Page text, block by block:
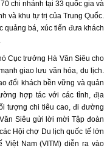
chi nhánh tại 33 quốc gia và
và khu tự trị của Trung Quốc.
quảng bá, xúc tiến đưa khách
Cục trưởng Hà Văn Siêu cho
giao lưu văn hóa, du lịch.
đổi khách bền vững và quản
hợp tác với các tỉnh, địa
tượng chi tiêu cao, đi đường
Siêu gửi lời mời Tập đoàn
Hội chợ Du lịch quốc tế lớn
Việt Nam (VITM) diễn ra vào